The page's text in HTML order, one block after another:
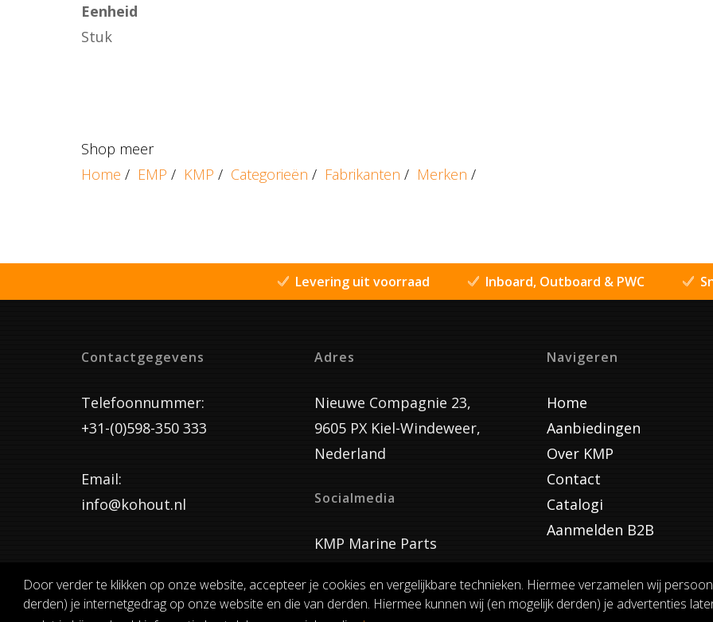
Door verder te klikken op onze website, accepteer je cookies en vergelijkbare technieken. Hiermee verzamelen wij
derden) je internetgedrag op onze website en die van derden. Hiermee kunnen wij (en mogelijk derden) je advertenties
Eenheid
Stuk
Shop meer
Home / EMP / KMP / Categorieën / Fabrikanten / Merken /
Levering uit voorraad Inboard, Outboard & PWC
Contactgegevens
Telefoonnummer:
+31-(0)598-350 333
Email:
info@kohout.nl
Adres
Nieuwe Compagnie 23,
9605 PX Kiel-Windeweer,
Nederland
Socialmedia
KMP Marine Parts
Navigeren
Home
Aanbiedingen
Over KMP
Contact
Catalogi
Aanmelden B2B